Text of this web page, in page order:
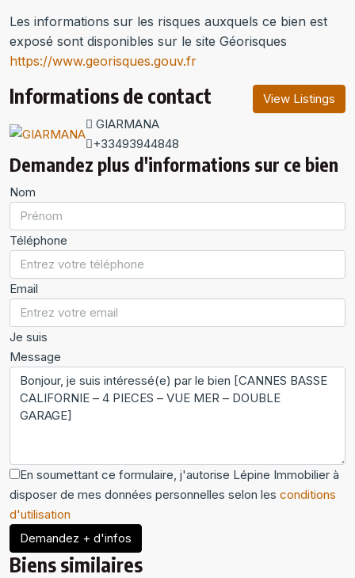
Les informations sur les risques auxquels ce bien est
exposé sont disponibles sur le site Géorisques
https://www.georisques.gouv.fr
Informations de contact
View Listings
GIARMANA
+33493944848
Demandez plus d'informations sur ce bien
Nom
Téléphone
Email
Je suis
Message
En soumettant ce formulaire, j'autorise Lépine Immobilier à
disposer de mes données personnelles selon les conditions
d'utilisation
Demandez + d'infos
Biens similaires